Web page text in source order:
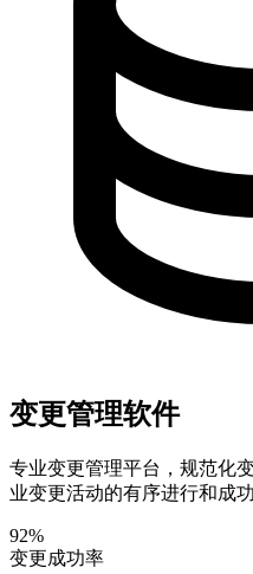
变更管理软件
专业变更管理平台，规范化
业变更活动的有序进行和成
92%
变更成功率